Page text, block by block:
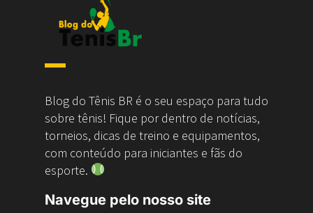
Blog do Tênis BR é o seu espaço para tudo
sobre tênis! Fique por dentro de notícias,
torneios, dicas de treino e equipamentos,
com conteúdo para iniciantes e fãs do
esporte.
Navegue pelo nosso site